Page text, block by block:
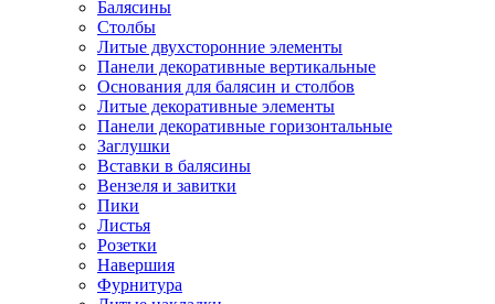
Балясины
Столбы
Литые двухсторонние элементы
Панели декоративные вертикальные
Основания для балясин и столбов
Литые декоративные элементы
Панели декоративные горизонтальные
Заглушки
Вставки в балясины
Вензеля и завитки
Пики
Листья
Розетки
Навершия
Фурнитура